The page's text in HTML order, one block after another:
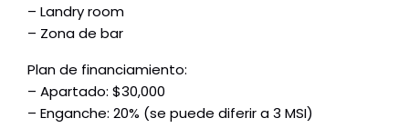
– Landry room
– Zona de bar
Plan de financiamiento:
– Apartado: $30,000
– Enganche: 20% (se puede diferir a 3 MSI)